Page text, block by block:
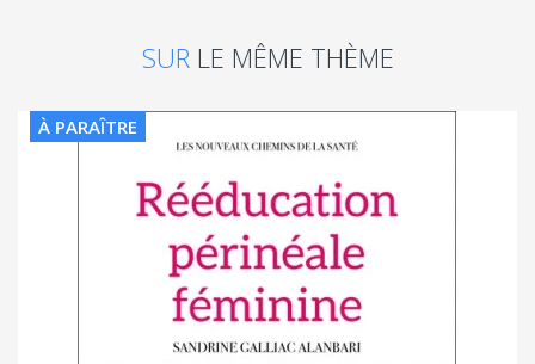
SUR LE MÊME THÈME
À PARAÎTRE